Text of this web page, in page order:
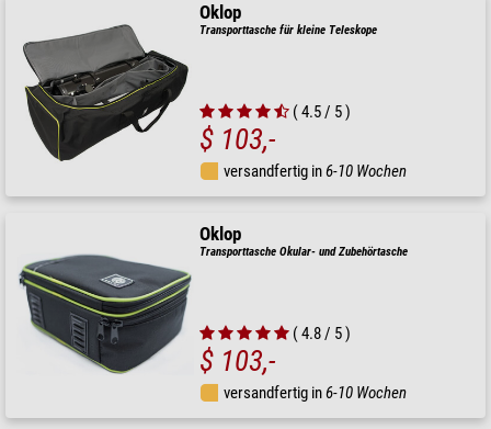
Oklop
Transporttasche für kleine Teleskope
( 4.5 / 5 )
$ 103,-
versandfertig in6-10 Wochen
Oklop
Transporttasche Okular- und Zubehörtasche
( 4.8 / 5 )
$ 103,-
versandfertig in6-10 Wochen